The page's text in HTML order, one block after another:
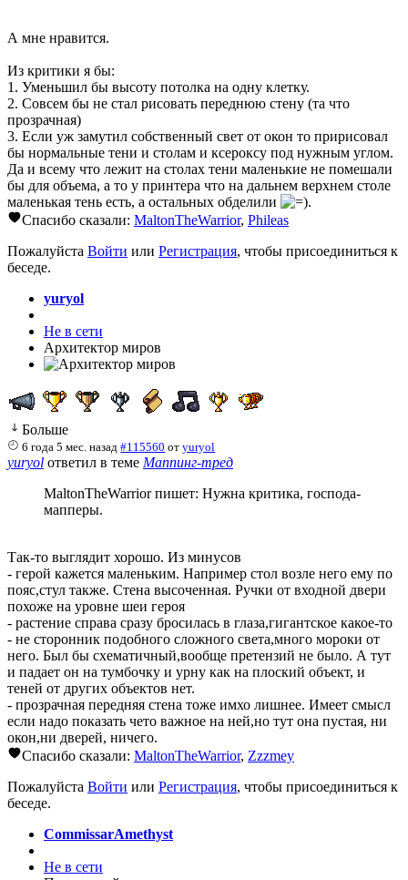
А мне нравится.
Из критики я бы:
1. Уменьшил бы высоту потолка на одну клетку.
2. Совсем бы не стал рисовать переднюю стену (та что
прозрачная)
3. Если уж замутил собственный свет от окон то пририсовал
бы нормальные тени и столам и ксероксу под нужным углом.
Да и всему что лежит на столах тени маленькие не помешали
бы для объема, а то у принтера что на дальнем верхнем столе
маленькая тень есть, а остальных обделили
.
Спасибо сказали: MaltonTheWarrior, Phileas
Пожалуйста Войти или Регистрация, чтобы присоединиться к
беседе.
yuryol
Не в сети
Архитектор миров
Больше
6 года 5 мес. назад #115560 отyuryol
yuryol ответил в теме Маппинг-тред
MaltonTheWarrior пишет: Нужна критика, господа-
мапперы.
Так-то выглядит хорошо. Из минусов
- герой кажется маленьким. Например стол возле него ему по
пояс,стул также. Стена высоченная. Ручки от входной двери
похоже на уровне шеи героя
- растение справа сразу бросилась в глаза,гигантское какое-то
- не сторонник подобного сложного света,много мороки от
него. Был бы схематичный,вообще претензий не было. А тут
и падает он на тумбочку и урну как на плоский объект, и
теней от других объектов нет.
- прозрачная передняя стена тоже имхо лишнее. Имеет смысл
если надо показать чето важное на ней,но тут она пустая, ни
окон,ни дверей, ничего.
Спасибо сказали: MaltonTheWarrior, Zzzmey
Пожалуйста Войти или Регистрация, чтобы присоединиться к
беседе.
CommissarAmethyst
Не в сети